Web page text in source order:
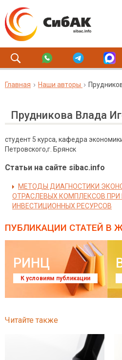
Главная Наши авторы
Прудникова Влада
студент 5 курса, кафедра
Петровского,г. Брянск
Статьи на сайте sibac.info
МЕТОДЫ ДИАГНОСТИКИ
ОТРАСЛЕВЫХ КОМПЛЕКСОВ ПРИ
ИНВЕСТИЦИОННЫХ РЕСУРСОВ
ПУБЛИКАЦИИ СТАТЕЙ В
РИНЦ
К условиям публикации
Читайте также